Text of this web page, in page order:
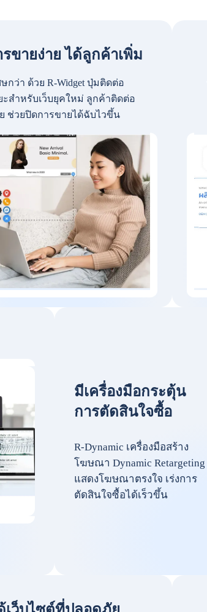
ขายง่าย ได้ลูกค้าเพิ่ม
ษกว่า ด้วย R-Widget ปุ่มติดต่อ
ะสำหรับเว็บยุคใหม่ ลูกค้าติดต่อ
ช่วยปิดการขายได้ฉับไวขึ้น
มีเครื่องมือกระตุ้น
การตัดสินใจซื้อ
R-Dynamic เครื่องมือสร้าง
โฆษณา Dynamic Retargeting
แสดงโฆษณาตรงใจ เร่งการ
ตัดสินใจซื้อได้เร็วขึ้น